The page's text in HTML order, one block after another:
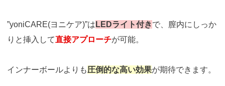
”yoniCARE(ヨニケア)”は LEDライト付きで、膣内にしっか
りと挿入して直接アプローチが可能。
インナーボールよりも圧倒的な高い効果が期待できます。